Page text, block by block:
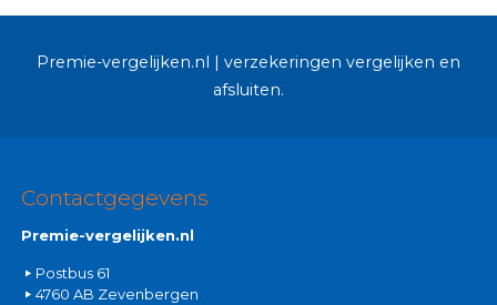
Premie-vergelijken.nl | verzekeringen vergelijken en
afsluiten.
Contactgegevens
Premie-vergelijken.nl
Postbus 61
4760 AB Zevenbergen